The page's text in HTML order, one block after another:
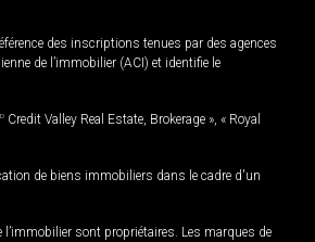
des inscriptions tenues par des agences
de l’immobilier (ACI) et identifie le
Credit Valley Real Estate, Brokerage », « Royal
de biens immobiliers dans le cadre d'un
sont propriétaires. Les marques de